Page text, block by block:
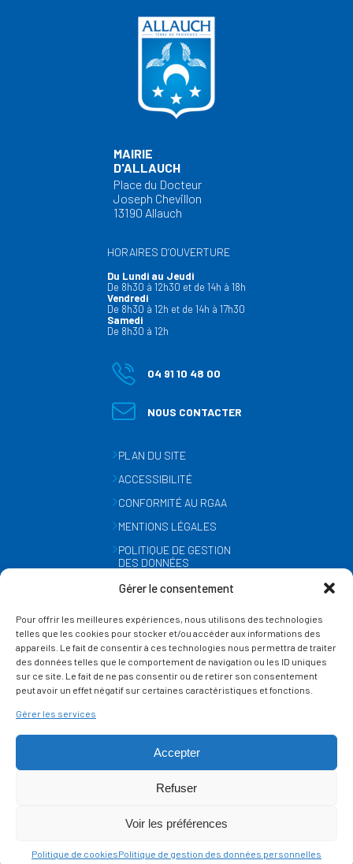
Gérer le consentement
Pour offrir les meilleures expériences, nous utilisons des technologies
telles que les cookies pour stocker et/ou accéder aux informations des
appareils. Le fait de consentir à ces technologies nous permettra de traiter
des données telles que le comportement de navigation ou les ID uniques
sur ce site. Le fait de ne pas consentir ou de retirer son consentement
peut avoir un effet négatif sur certaines caractéristiques et fonctions.
Gérer les services
Accepter
Refuser
Voir les préférences
Politique de cookiesPolitique de gestion des données personnelles
MAIRIE
D'ALLAUCH
Place du Docteur
Joseph Chevillon
13190 Allauch
HORAIRES D’OUVERTURE
Du Lundi au Jeudi
De 8h30 à 12h30 et de 14h à 18h
Vendredi
De 8h30 à 12h et de 14h à 17h30
Samedi
De 8h30 à 12h
04 91 10 48 00
NOUS CONTACTER
PLAN DU SITE
ACCESSIBILITÉ
CONFORMITÉ AU RGAA
MENTIONS LÉGALES
POLITIQUE DE GESTION
DES DONNÉES
GESTION DES COOKIES
SUIVEZ-NOUS
SUR LES RÉSEAUX
Ce site est protégé par reCAPTCHA et lapolitique de vie privée
service Google s'appliquent.